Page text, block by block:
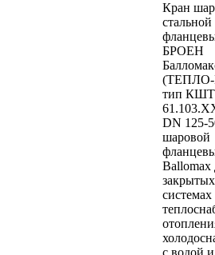
Кран
стальной
БРОЕН
тип КШТ
DN 125-
шаровой
Ballomax
закрытых
системах